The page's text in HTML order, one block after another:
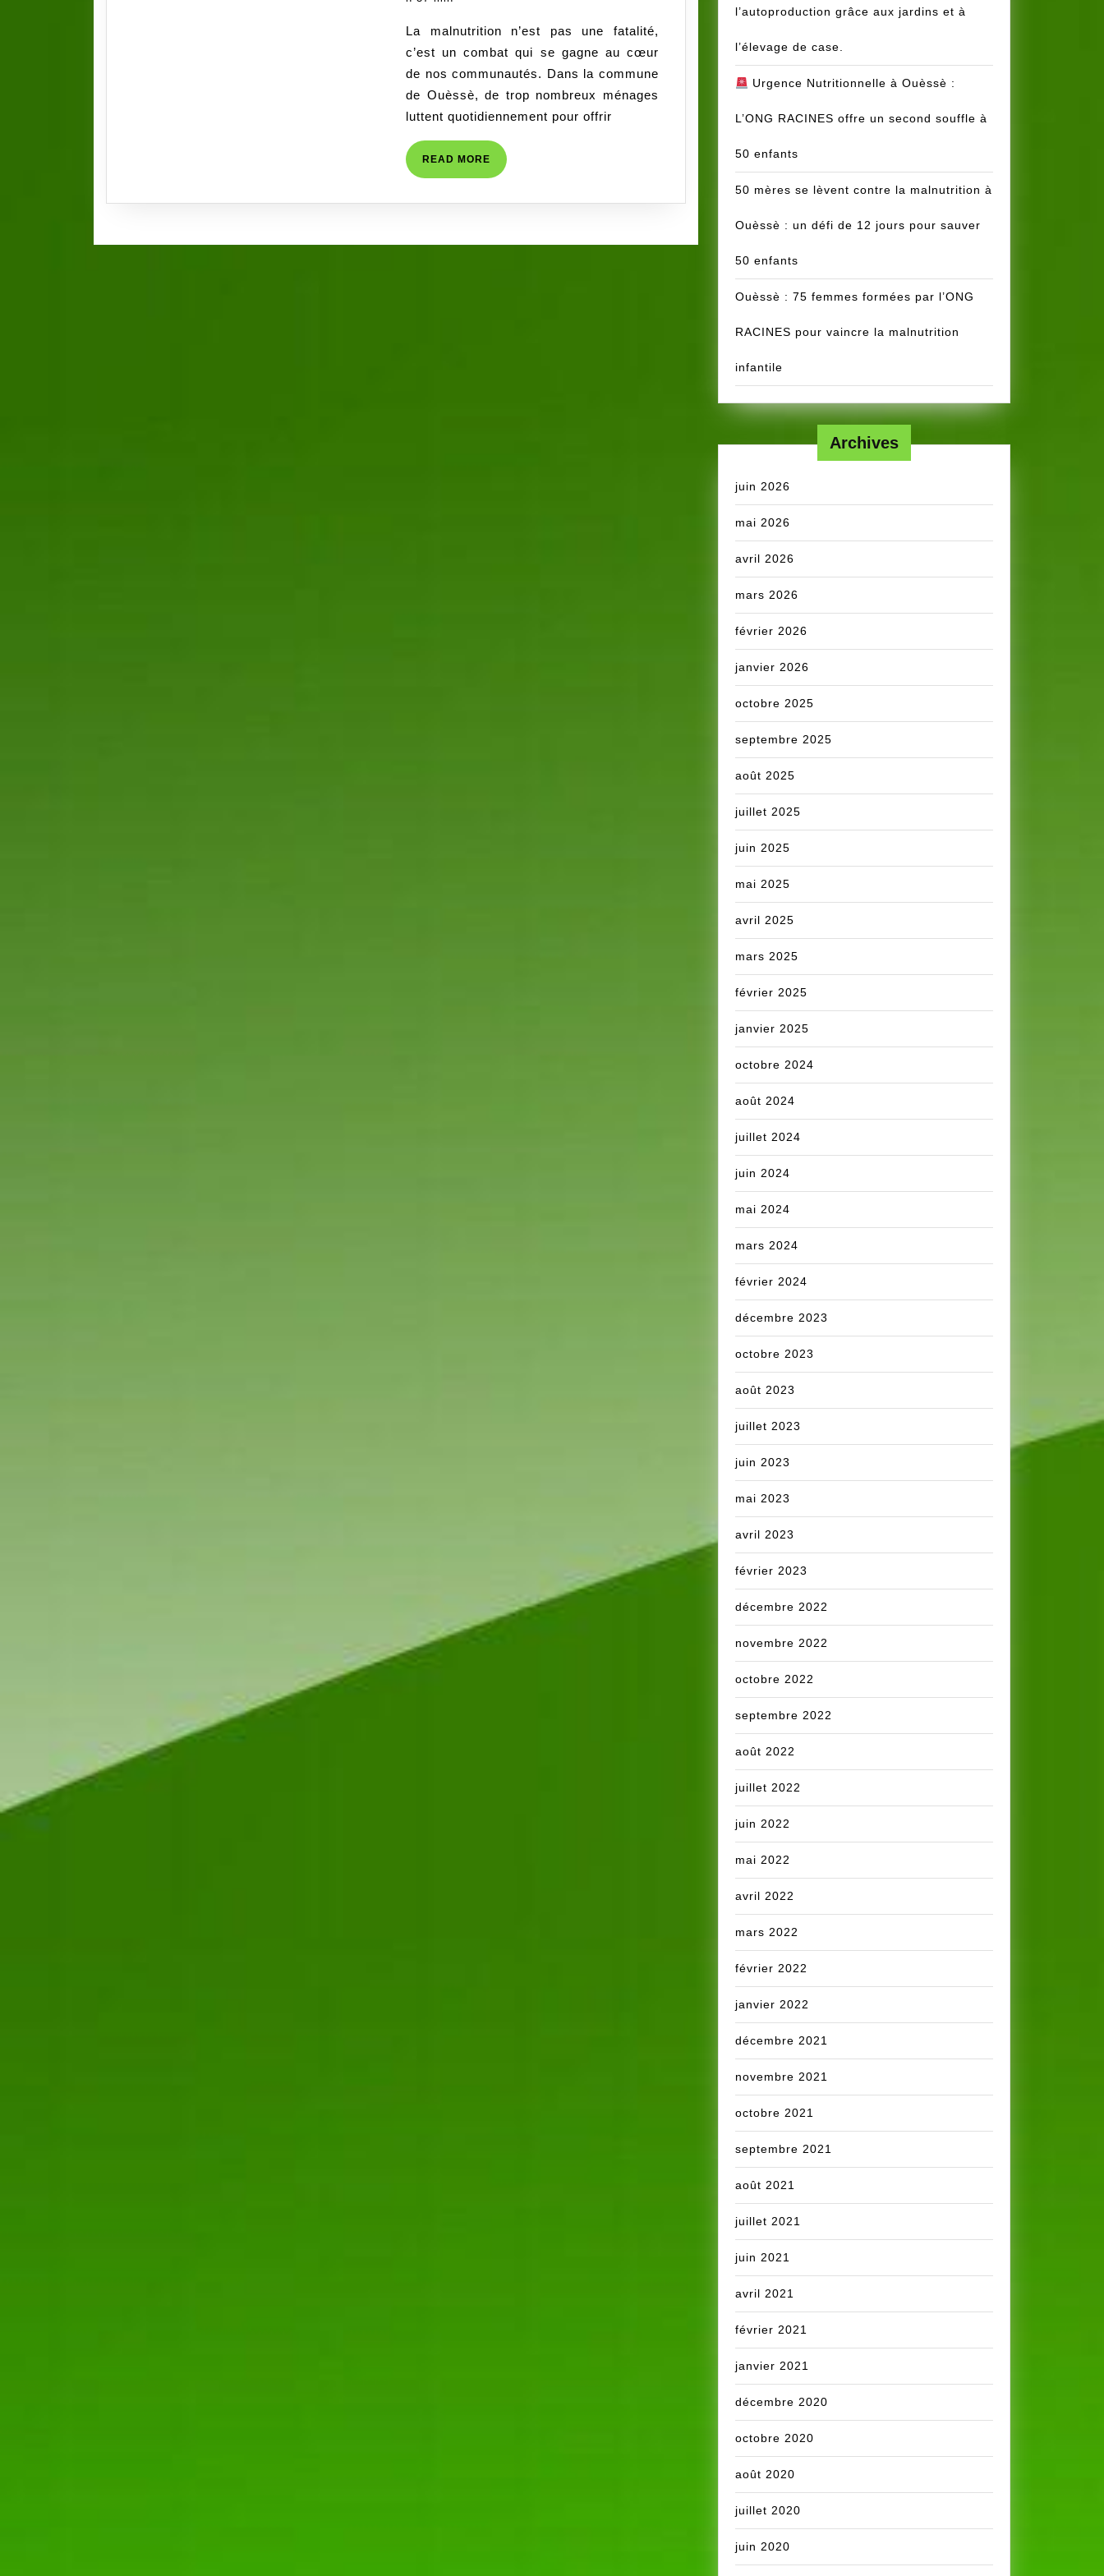
la
malnutrition
à
Ouèssè
:
12
pour
benin
La malnutrition n’est pas une fatalité,
c’est un combat qui se gagne au cœur
de nos communautés. Dans la commune
de Ouèssè, de trop nombreux ménages
luttent quotidiennement pour offrir
READ MORE READ
MORE
l’autoproduction grâce aux jardins et à
l’élevage de case.
Urgence Nutritionnelle à Ouèssè :
L’ONG RACINES offre un second souffle à
50 enfants
50 mères se lèvent contre la malnutrition à
Ouèssè : un défi de 12 jours pour sauver
50 enfants
Ouèssè : 75 femmes formées par l’ONG
RACINES pour vaincre la malnutrition
infantile
Archives
juin 2026
mai 2026
avril 2026
mars 2026
février 2026
janvier 2026
octobre 2025
septembre 2025
août 2025
juillet 2025
juin 2025
mai 2025
avril 2025
mars 2025
février 2025
janvier 2025
octobre 2024
août 2024
juillet 2024
juin 2024
mai 2024
mars 2024
février 2024
décembre 2023
octobre 2023
août 2023
juillet 2023
juin 2023
mai 2023
avril 2023
février 2023
décembre 2022
novembre 2022
octobre 2022
septembre 2022
août 2022
juillet 2022
juin 2022
mai 2022
avril 2022
mars 2022
février 2022
janvier 2022
décembre 2021
novembre 2021
octobre 2021
septembre 2021
août 2021
juillet 2021
juin 2021
avril 2021
février 2021
janvier 2021
décembre 2020
octobre 2020
août 2020
juillet 2020
juin 2020